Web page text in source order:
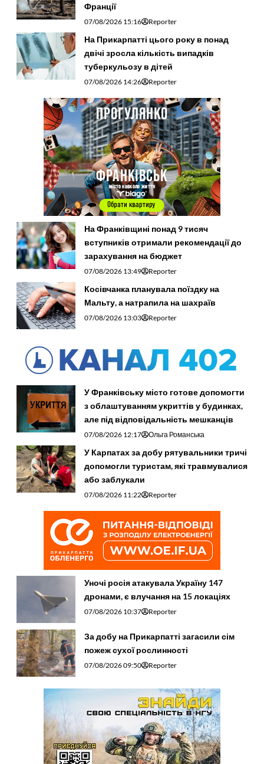
Франції
07/08/2026 15:16 Reporter
На Прикарпатті цього року в понад
двічі зросла кількість випадків
туберкульозу в дітей
07/08/2026 14:26 Reporter
На Франківщині понад 9 тисяч
вступників отримали рекомендації до
зарахування на бюджет
07/08/2026 13:49 Reporter
Косівчанка планувала поїздку на
Мальту, а натрапила на шахраїв
07/08/2026 13:03 Reporter
У Франківську місто готове допомогти
з облаштуванням укриттів у будинках,
але під відповідальність мешканців
07/08/2026 12:17 Ольга Романська
У Карпатах за добу рятувальники тричі
допомогли туристам, які травмувалися
або заблукали
07/08/2026 11:22 Reporter
Уночі росія атакувала Україну 147
дронами, є влучання на 15 локаціях
07/08/2026 10:37 Reporter
За добу на Прикарпатті загасили сім
пожеж сухої рослинності
07/08/2026 09:50 Reporter